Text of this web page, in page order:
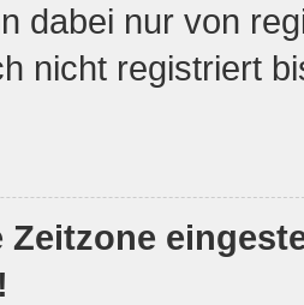
dabei nur von
nicht registriert
Zeitzone